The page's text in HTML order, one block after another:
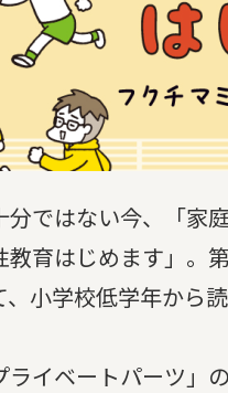
ではない今、「家
育はじめます」。
小学校低学年から
イベートパーツ」